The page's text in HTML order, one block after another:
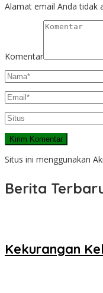
Alamat email Anda tidak
Komentar
Situs ini menggunakan
Berita
Kekurangan